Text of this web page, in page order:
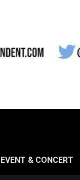
EVENT & CONCERT